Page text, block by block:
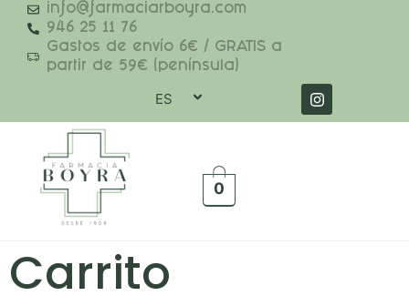
info@farmaciarboyra.com
946 25 11 76
Gastos de envío 6€ / GRATIS a
partir de 59€ (península)
ES
0
Carrito